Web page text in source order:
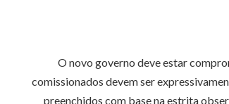
O novo governo deve estar
comissionados devem ser
preenchidos com base na estrita